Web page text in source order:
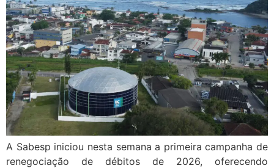
A Sabesp iniciou nesta semana a primeira campanha de
renegociação de débitos de 2026, oferecendo